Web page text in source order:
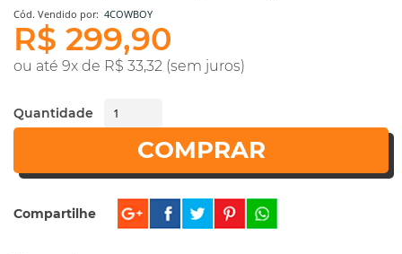
Cód. Vendido por: 4COWBOY
R$ 299,90
ou até 9x de R$ 33,32 (sem juros)
Quantidade
COMPRAR
Compartilhe